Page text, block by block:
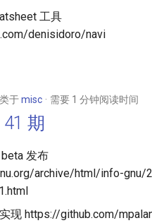
工具
denisidoro/navi
于misc 需要 1 分钟阅读时间
期
发布
archive/html/info-gnu/
现 https://github.com/